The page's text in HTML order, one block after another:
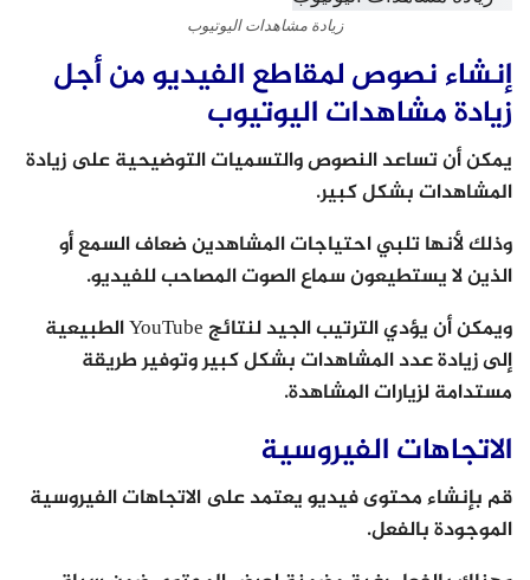
زيادة مشاهدات اليوتيوب
إنشاء نصوص لمقاطع الفيديو من أجل
زيادة مشاهدات اليوتيوب
يمكن أن تساعد النصوص والتسميات التوضيحية على زيادة
المشاهدات بشكل كبير.
وذلك لأنها تلبي احتياجات المشاهدين ضعاف السمع أو
الذين لا يستطيعون سماع الصوت المصاحب للفيديو.
ويمكن أن يؤدي الترتيب الجيد لنتائج YouTube الطبيعية
إلى زيادة عدد المشاهدات بشكل كبير وتوفير طريقة
مستدامة لزيارات المشاهدة.
الاتجاهات الفيروسية
قم بإنشاء محتوى فيديو يعتمد على الاتجاهات الفيروسية
الموجودة بالفعل.